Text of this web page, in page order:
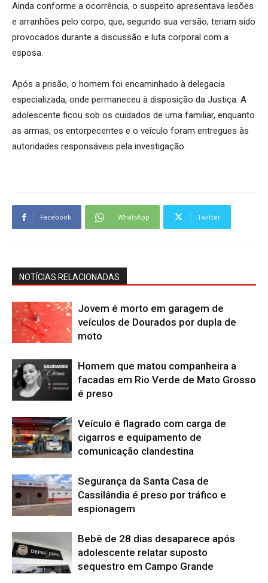
Ainda conforme a ocorrência, o suspeito apresentava lesões
e arranhões pelo corpo, que, segundo sua versão, teriam sido
provocados durante a discussão e luta corporal com a
esposa.
Após a prisão, o homem foi encaminhado à delegacia
especializada, onde permaneceu à disposição da Justiça. A
adolescente ficou sob os cuidados de uma familiar, enquanto
as armas, os entorpecentes e o veículo foram entregues às
autoridades responsáveis pela investigação.
Facebook WhatsApp Twitter
NOTÍCIAS RELACIONADAS
Jovem é morto em garagem de
veículos de Dourados por dupla de
moto
Homem que matou companheira a
facadas em Rio Verde de Mato Grosso
é preso
Veículo é flagrado com carga de
cigarros e equipamento de
comunicação clandestina
Segurança da Santa Casa de
Cassilândia é preso por tráfico e
espionagem
Bebê de 28 dias desaparece após
adolescente relatar suposto
sequestro em Campo Grande